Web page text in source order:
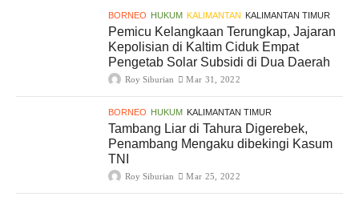
BORNEO HUKUM KALIMANTAN KALIMANTAN TIMUR
Pemicu Kelangkaan Terungkap, Jajaran
Kepolisian di Kaltim Ciduk Empat
Pengetab Solar Subsidi di Dua Daerah
Roy Siburian Mar 31, 2022
BORNEO HUKUM KALIMANTAN TIMUR
Tambang Liar di Tahura Digerebek,
Penambang Mengaku dibekingi Kasum
TNI
Roy Siburian Mar 25, 2022